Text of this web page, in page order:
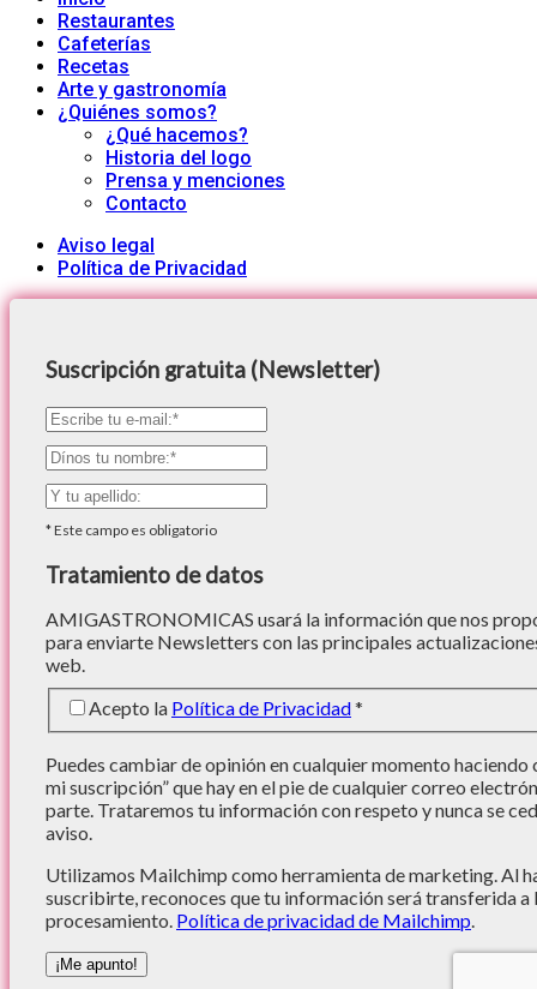
Restaurantes
Cafeterías
Recetas
Arte y gastronomía
¿Quiénes somos?
¿Qué hacemos?
Historia del logo
Prensa y menciones
Contacto
Aviso legal
Política de Privacidad
Suscripción gratuita (Newsletter)
*Este campo es obligatorio
Tratamiento de datos
AMIGASTRONOMICAS usará la información que nos
para enviarte Newsletters con las principales
web.
Acepto la Política de Privacidad*
Puedes cambiar de opinión en cualquier momento haciendo
mi suscripción” que hay en el pie de cualquier correo
parte. Trataremos tu información con respeto y nunca se
aviso.
Utilizamos Mailchimp como herramienta de marketing. Al
suscribirte, reconoces que tu información será transferida
procesamiento. Política de privacidad de Mailchimp.